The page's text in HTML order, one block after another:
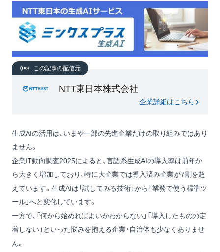
この記事の配信元
NTT東日本株式会社
企業詳細はこちら
生成AIの活用は、いまや一部の先進企業だけの取り組みではあり
ません。
企業IT動向調査2025によると、言語系生成AIの導入率は前年か
ら大きく増加しており、特に大企業では導入済み企業が7割を超
えています。生成AIは「試してみる技術」から「業務で使う標準ツ
ール」へと変化しています。
一方で、「何から始めればよいかわからない」「導入したものの定
着しない」といった悩みを抱える企業・自治体も少なくありませ
ん。